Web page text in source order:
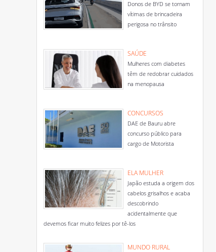
Donos de BYD se tornam
vítimas de brincadeira
perigosa no trânsito
SAÚDE
Mulheres com diabetes
têm de redobrar cuidados
na menopausa
CONCURSOS
DAE de Bauru abre
concurso público para
cargo de Motorista
ELA MULHER
Japão estuda a origem dos
cabelos grisalhos e acaba
descobrindo
acidentalmente que
devemos ficar muito felizes por tê-los
MUNDO RURAL